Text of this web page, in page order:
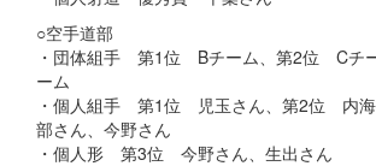
○空手道部
・団体組手 第1位 Bチーム、第2位 Cチ
ーム
・個人組手 第1位 児玉さん、第2位 内
部さん、今野さん
・個人形 第3位 今野さん、生出さん